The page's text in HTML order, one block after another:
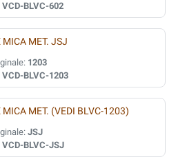
VCD-BLVC-602
MICA MET. JSJ
1203
VCD-BLVC-1203
MICA MET. (VEDI BLVC-1203)
JSJ
VCD-BLVC-JSJ